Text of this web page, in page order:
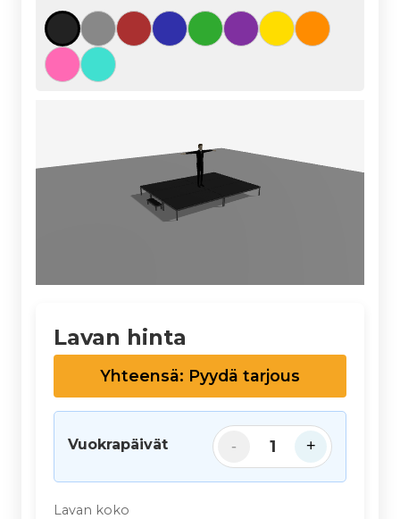
Lavan hinta
Yhteensä: Pyydä tarjous
Vuokrapäivät - 1 +
Lavan koko